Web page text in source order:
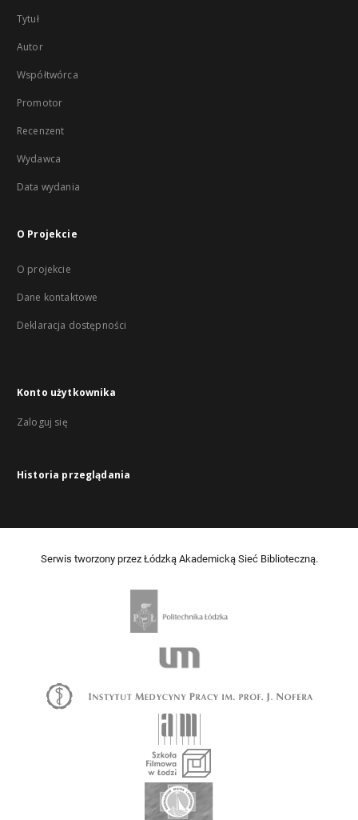
Tytuł
Autor
Współtwórca
Promotor
Recenzent
Wydawca
Data wydania
O Projekcie
O projekcie
Dane kontaktowe
Deklaracja dostępności
Konto użytkownika
Zaloguj się
Historia przeglądania
Serwis tworzony przez Łódzką Akademicką Sieć Biblioteczną.